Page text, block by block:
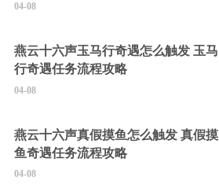
04-08
燕云十六声玉马行奇遇怎么触发 玉马
行奇遇任务流程攻略
04-08
燕云十六声真假摸鱼怎么触发 真假摸
鱼奇遇任务流程攻略
04-08